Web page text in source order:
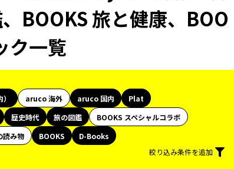
BOOKS 旅と健康、BOO
ク一覧
aruco 海外 aruco 国内
Plat
歴史時代 旅の図鑑
BOOKS スペシャルコラボ
読み物 BOOKS
D-Books
絞り込み条件を追加